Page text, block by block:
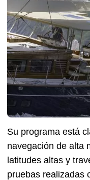
Su programa está
navegación de alta
latitudes altas y
pruebas realizadas